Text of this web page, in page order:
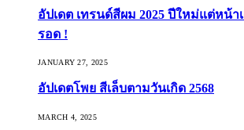
อัปเดต เทรนด์สีผม 2025 ปีใหม่แต่หน้า
รอด !
JANUARY 27, 2025
อัปเดตโพย สีเล็บตามวันเกิด 2568
MARCH 4, 2025